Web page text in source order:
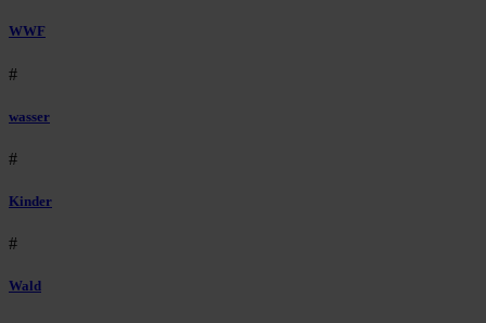
WWF
#
wasser
#
Kinder
#
Wald